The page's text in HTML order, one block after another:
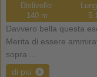
Dislivello:
140 m
Davvero bella questa
Merita di essere
sopra ...
di più